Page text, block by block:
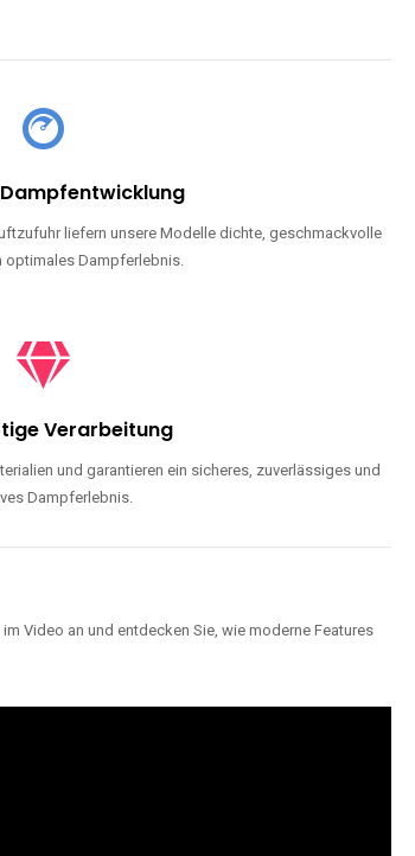
liefern unsere Modelle dichte, geschmackvolle
optimales Dampferlebnis.
Verarbeitung
und garantieren ein sicheres, zuverlässiges und
Dampferlebnis.
im Video an und entdecken Sie, wie moderne Features